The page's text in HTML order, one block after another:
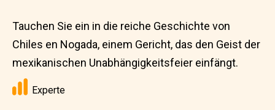
Tauchen Sie ein in die reiche Geschichte von
Chiles en Nogada, einem Gericht, das den Geist der
mexikanischen Unabhängigkeitsfeier einfängt.
Experte